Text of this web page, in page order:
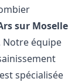
sur Moselle
Notre équipe
est spécialisée